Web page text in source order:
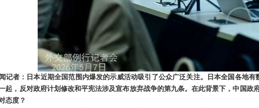
记者：日本近期全国范围内爆发的示威活动吸引了公众广泛关注。日本全国各地
起，反对政府计划修改和平宪法涉及宣布放弃战争的第九条。在此背景下，中国政
态度？